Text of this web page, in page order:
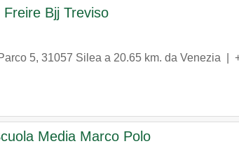
Bjj Treviso
5, 31057 Silea a 20.65 km. da Venezia |
Media Marco Polo